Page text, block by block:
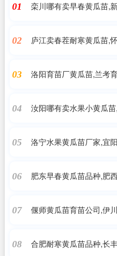
01
栾川哪有卖早春黄瓜苗,
02
庐江卖春茬耐寒黄瓜苗,
03
洛阳育苗厂黄瓜苗,兰考
04
汝阳哪有卖水果小黄瓜
05
洛宁水果黄瓜苗厂家,宜
06
肥东早春黄瓜苗品种,肥
07
偃师黄瓜苗育苗公司,伊
08
合肥耐寒黄瓜苗品种,长